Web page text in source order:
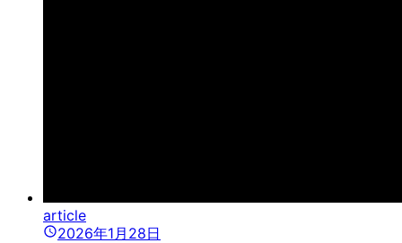
article
2026年1月28日